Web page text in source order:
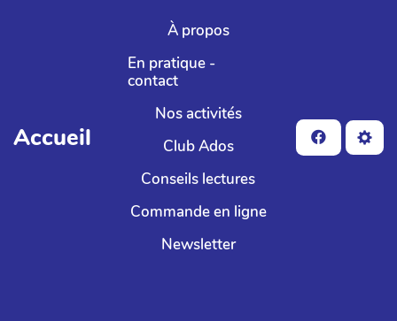
Aller au contenu principal
Accueil
À propos
En pratique -
contact
Nos activités
Club Ados
Conseils lectures
Commande en ligne
Newsletter